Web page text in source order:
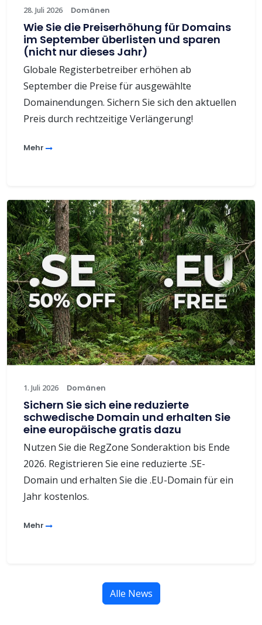
28. Juli 2026 Domänen
Wie Sie die Preiserhöhung für Domains
im September überlisten und sparen
(nicht nur dieses Jahr)
Globale Registerbetreiber erhöhen ab
September die Preise für ausgewählte
Domainendungen. Sichern Sie sich den aktuellen
Preis durch rechtzeitige Verlängerung!
Mehr
1. Juli 2026 Domänen
Sichern Sie sich eine reduzierte
schwedische Domain und erhalten Sie
eine europäische gratis dazu
Nutzen Sie die RegZone Sonderaktion bis Ende
2026. Registrieren Sie eine reduzierte .SE-
Domain und erhalten Sie die .EU-Domain für ein
Jahr kostenlos.
Mehr
Alle News